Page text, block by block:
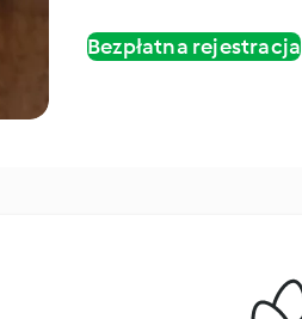
Bezpłatna rejestracja